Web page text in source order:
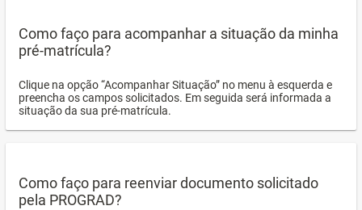
Como faço para acompanhar a situação da minha
pré-matrícula?
Clique na opção “Acompanhar Situação” no menu à esquerda e
preencha os campos solicitados. Em seguida será informada a
situação da sua pré-matrícula.
Como faço para reenviar documento solicitado
pela PROGRAD?